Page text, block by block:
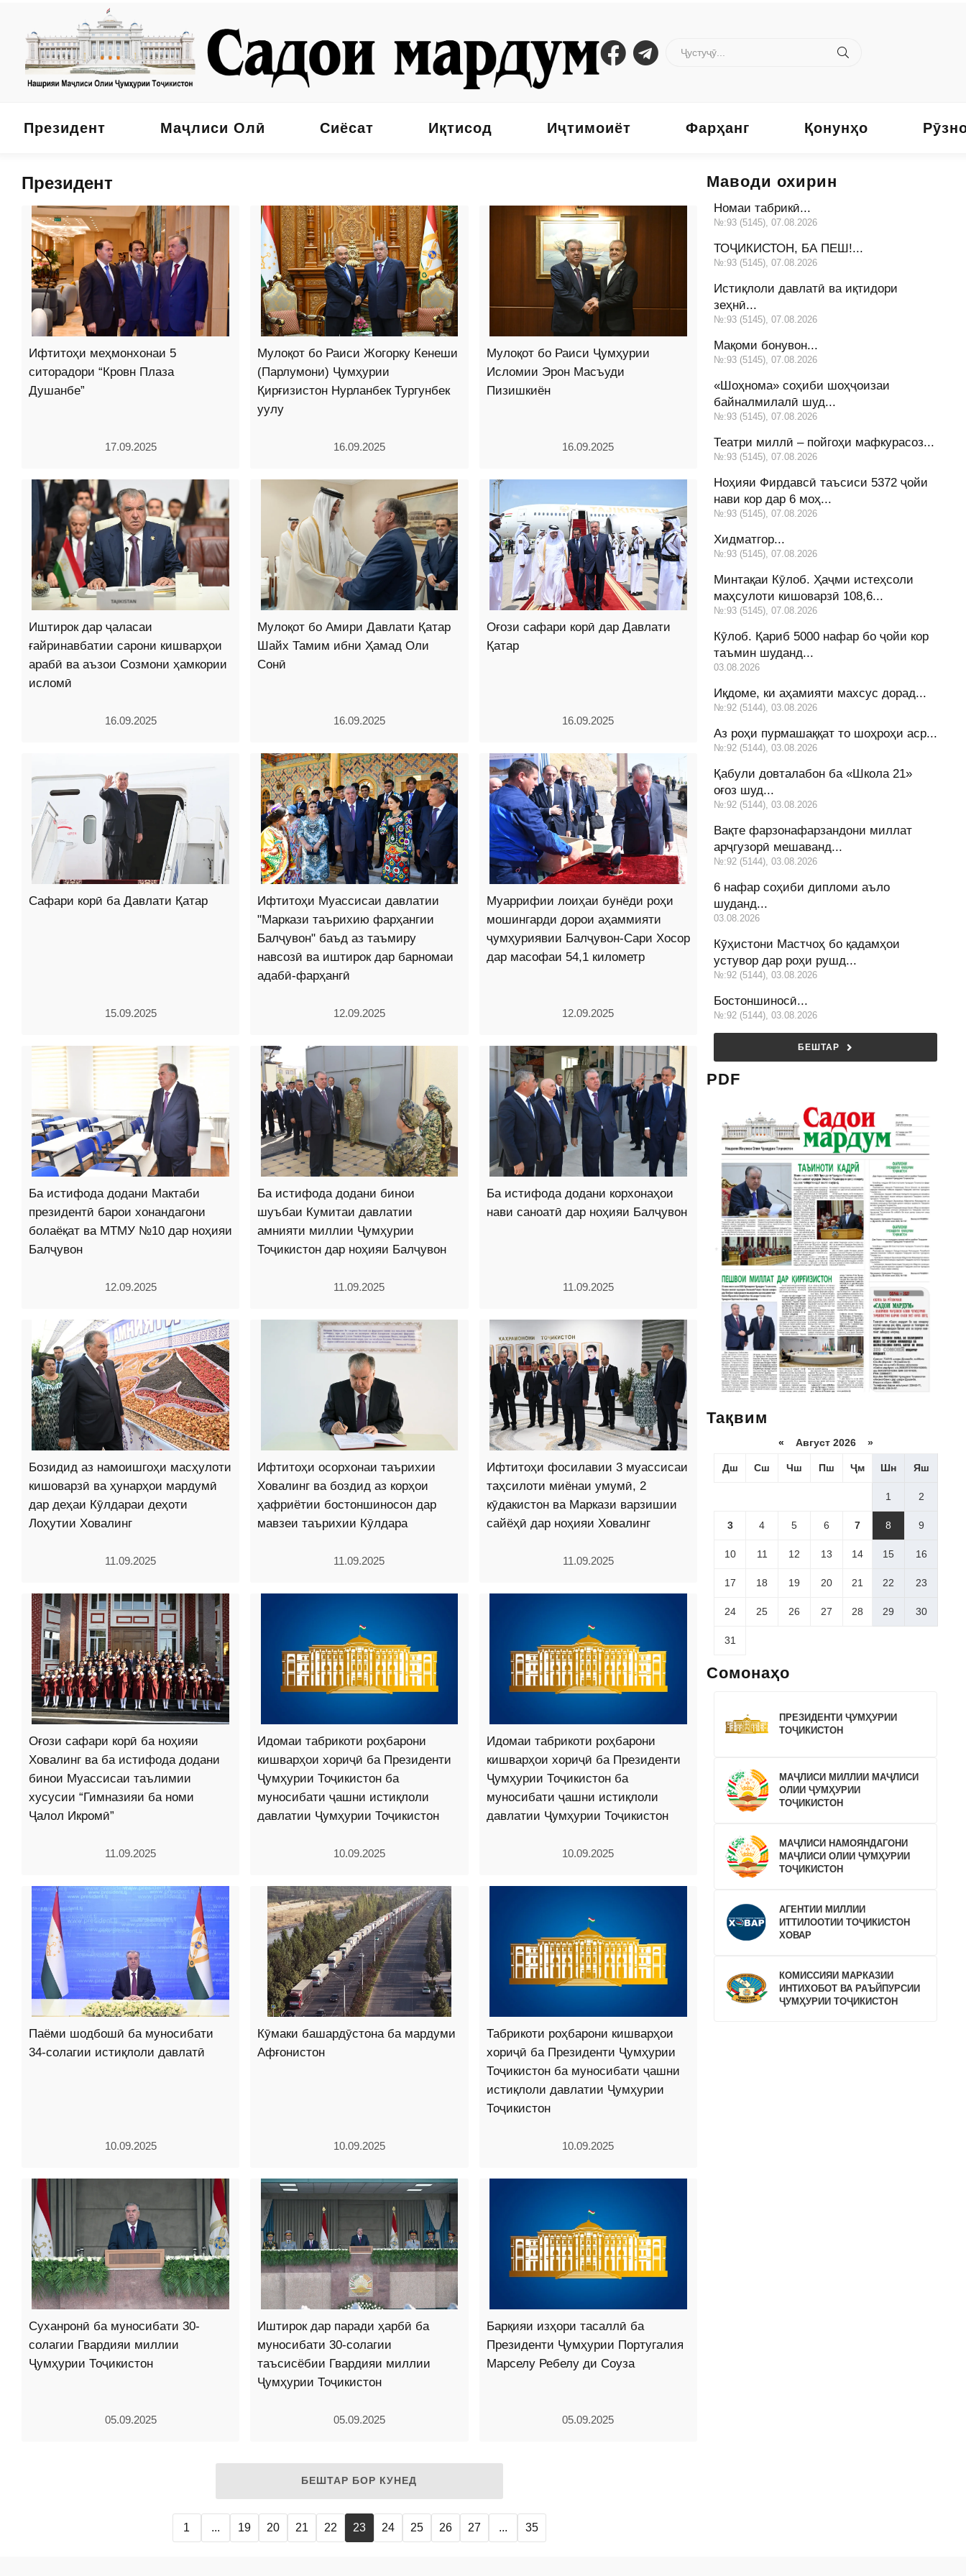
Президент Маҷлиси Олӣ Сиёсат Иқтисод Иҷтимоиёт Фарҳанг Қонунҳо
Президент
Ифтитоҳи меҳмонхонаи 5
ситорадори “Кровн Плаза
Душанбе”
17.09.2025
Мулоқот бо Раиси Жогорку Кенеши
(Парлумони) Ҷумҳурии
Қирғизистон Нурланбек Тургунбек
уулу
16.09.2025
Мулоқот бо Раиси Ҷумҳурии
Исломии Эрон Масъуди
Пизишкиён
16.09.2025
Иштирок дар ҷаласаи
ғайринавбатии сарони кишварҳои
арабӣ ва аъзои Созмони ҳамкории
исломӣ
16.09.2025
Мулоқот бо Амири Давлати Қатар
Шайх Тамим ибни Ҳамад Оли
Сонӣ
16.09.2025
Оғози сафари корӣ дар Давлати
Қатар
16.09.2025
Сафари корӣ ба Давлати Қатар
15.09.2025
Ифтитоҳи Муассисаи давлатии
"Маркази таърихию фарҳангии
Балҷувон" баъд аз таъмиру
навсозӣ ва иштирок дар барномаи
адабӣ-фарҳангӣ
12.09.2025
Муаррифии лоиҳаи бунёди роҳи
мошингарди дорои аҳаммияти
ҷумҳуриявии Балҷувон-Сари Хосор
дар масофаи 54,1 километр
12.09.2025
Ба истифода додани Мактаби
президентӣ барои хонандагони
болаёқат ва МТМУ №10 дар ноҳияи
Балҷувон
12.09.2025
Ба истифода додани бинои
шуъбаи Кумитаи давлатии
амнияти миллии Ҷумҳурии
Тоҷикистон дар ноҳияи Балҷувон
11.09.2025
Ба истифода додани корхонаҳои
нави саноатӣ дар ноҳияи Балҷувон
11.09.2025
Бозидид аз намоишгоҳи масҳулоти
кишоварзӣ ва ҳунарҳои мардумӣ
дар деҳаи Кӯлдараи деҳоти
Лоҳутии Ховалинг
11.09.2025
Ифтитоҳи осорхонаи таърихии
Ховалинг ва боздид аз корҳои
ҳафриётии бостоншиносон дар
мавзеи таърихии Кӯлдара
11.09.2025
Ифтитоҳи фосилавии 3 муассисаи
таҳсилоти миёнаи умумӣ, 2
кӯдакистон ва Маркази варзишии
сайёҳӣ дар ноҳияи Ховалинг
11.09.2025
Оғози сафари корӣ ба ноҳияи
Ховалинг ва ба истифода додани
бинои Муассисаи таълимии
хусусии “Гимназияи ба номи
Ҷалол Икромӣ”
11.09.2025
Идомаи табрикоти роҳбарони
кишварҳои хориҷӣ ба Президенти
Ҷумҳурии Тоҷикистон ба
муносибати ҷашни истиқлоли
давлатии Ҷумҳурии Тоҷикистон
10.09.2025
Идомаи табрикоти роҳбарони
кишварҳои хориҷӣ ба Президенти
Ҷумҳурии Тоҷикистон ба
муносибати ҷашни истиқлоли
давлатии Ҷумҳурии Тоҷикистон
10.09.2025
Паёми шодбошӣ ба муносибати
34-солагии истиқлоли давлатӣ
10.09.2025
Кӯмаки башардӯстона ба мардуми
Афғонистон
10.09.2025
Табрикоти роҳбарони кишварҳои
хориҷӣ ба Президенти Ҷумҳурии
Тоҷикистон ба муносибати ҷашни
истиқлоли давлатии Ҷумҳурии
Тоҷикистон
10.09.2025
Суханронӣ ба муносибати 30-
солагии Гвардияи миллии
Ҷумҳурии Тоҷикистон
05.09.2025
Иштирок дар паради ҳарбӣ ба
муносибати 30-солагии
таъсисёбии Гвардияи миллии
Ҷумҳурии Тоҷикистон
05.09.2025
Барқияи изҳори тасаллӣ ба
Президенти Ҷумҳурии Португалия
Марселу Ребелу ди Соуза
05.09.2025
БЕШТАР БОР КУНЕД
1 ... 19 20 21 22 23 24 25 26 27 ... 35
Маводи охирин
Номаи табрикӣ...
№:93 (5145), 07.08.2026
ТОҶИКИСТОН, БА ПЕШ!...
№:93 (5145), 07.08.2026
Истиқлоли давлатӣ ва иқтидори
зеҳнӣ...
№:93 (5145), 07.08.2026
Мақоми бонувон...
№:93 (5145), 07.08.2026
«Шоҳнома» соҳиби шоҳҷоизаи
байналмилалӣ шуд...
№:93 (5145), 07.08.2026
Театри миллӣ – пойгоҳи мафкурасоз...
№:93 (5145), 07.08.2026
Ноҳияи Фирдавсӣ таъсиси 5372 ҷойи
нави кор дар 6 моҳ...
№:93 (5145), 07.08.2026
Хидматгор...
№:93 (5145), 07.08.2026
Минтақаи Кӯлоб. Ҳаҷми истеҳсоли
маҳсулоти кишоварзӣ 108,6...
№:93 (5145), 07.08.2026
Кӯлоб. Қариб 5000 нафар бо ҷойи кор
таъмин шуданд...
03.08.2026
Иқдоме, ки аҳамияти махсус дорад...
№:92 (5144), 03.08.2026
Аз роҳи пурмашаққат то шоҳроҳи аср...
№:92 (5144), 03.08.2026
Қабули довталабон ба «Школа 21»
оғоз шуд...
№:92 (5144), 03.08.2026
Вақте фарзонафарзандони миллат
арҷгузорӣ мешаванд...
№:92 (5144), 03.08.2026
6 нафар соҳиби дипломи аъло
шуданд...
03.08.2026
Кӯҳистони Мастчоҳ бо қадамҳои
устувор дар роҳи рушд...
№:92 (5144), 03.08.2026
Бостоншиносӣ...
№:92 (5144), 03.08.2026
БЕШТАР
PDF
Тақвим
« Август 2026 »
Дш Сш Чш Пш Ҷм Шн Яш
1 2
3 4 5 6 7 8 9
10 11 12 13 14 15 16
17 18 19 20 21 22 23
24 25 26 27 28 29 30
31
Сомонаҳо
ПРЕЗИДЕНТИ ҶУМҲУРИИ
ТОҶИКИСТОН
МАҶЛИСИ МИЛЛИИ МАҶЛИСИ
ОЛИИ ҶУМҲУРИИ
ТОҶИКИСТОН
МАҶЛИСИ НАМОЯНДАГОНИ
МАҶЛИСИ ОЛИИ ҶУМҲУРИИ
ТОҶИКИСТОН
АГЕНТИИ МИЛЛИИ
ИТТИЛООТИИ ТОҶИКИСТОН
ХОВАР
КОМИССИЯИ МАРКАЗИИ
ИНТИХОБОТ ВА РАЪЙПУРСИИ
ҶУМҲУРИИ ТОҶИКИСТОН